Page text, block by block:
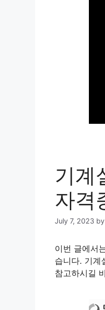
기계
자격
July 7, 2023 by
이번 글에서
습니다. 기계
참고하시길